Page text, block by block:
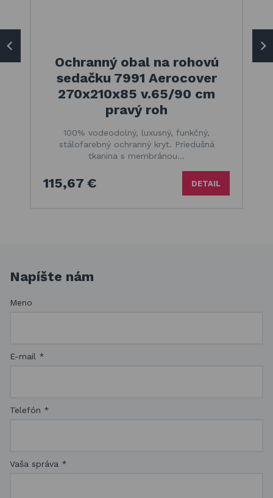
Ochranný obal na rohovú
sedačku 7991 Aerocover
270x210x85 v.65/90 cm
pravý roh
100% vodeodolný, luxusný, funkčný,
stálofarebný ochranný kryt. Priedušná
tkanina s membránou…
115,67 € DETAIL
Napíšte nám
Meno
E-mail *
Telefón *
Vaša správa *